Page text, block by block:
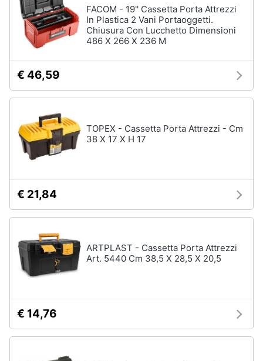
Audio
e
musica
Arredo
Brico
e
Giardinaggio
e
igiene
Beauty
Giocattoli
infanzia
trappole
Zanzariere
Zanzariere
Zanzariere
rullo
topi
Vedi
Macchinari
e
da
giardinaggio
Decespugliatore
Irrigazione
Vedi
FACOM - 19'' Cassetta Porta Attrezzi
In Plastica 2 Vani Portaoggetti.
Chiusura Con Lucchetto Dimensioni
486 X 266 X 236 M
€ 46,59
TOPEX - Cassetta Porta Attrezzi - Cm
38 X 17 X H 17
€ 21,84
ARTPLAST - Cassetta Porta Attrezzi
Art. 5440 Cm 38,5 X 28,5 X 20,5
€ 14,76